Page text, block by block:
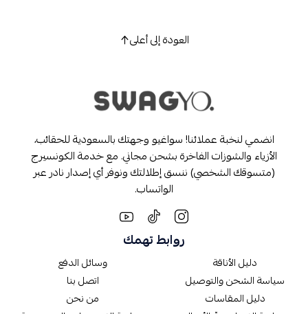
العودة إلى أعلى
انضمي لنخبة عملائنا! سواغيو وجهتك بالسعودية للحقائب،
الأزياء والشوزات الفاخرة بشحن مجاني. مع خدمة الكونسيرج
(متسوقك الشخصي) ننسق إطلالتك ونوفر أي إصدار نادر عبر
الواتساب.
روابط تهمك
دليل الأناقة
سياسة الشحن والتوصيل
دليل المقاسات
وسائل الدفع
اتصل بنا
من نحن